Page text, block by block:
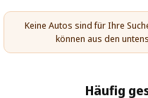
Keine Autos sind für Ihre
können aus den
Häufig